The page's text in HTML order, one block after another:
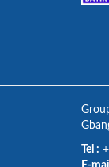
Tel :